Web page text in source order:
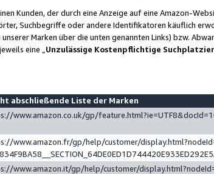
Kunden, der durch eine Anzeige auf eine Amazon-
Suchbegriffe oder andere Identifikatoren käuflich
Marken über die unten genannten Links) bzw.
eine „ Unzulässige Kostenpflichtige
abschließende Liste der Marken
www.amazon.co.uk/gp/
www.amazon.fr/gp/help/customer/
www.amazon.it/gp/help/customer/